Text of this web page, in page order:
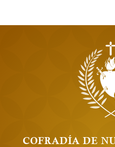
COFRADÍA DE